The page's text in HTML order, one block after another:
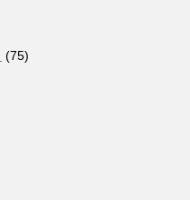
(75)